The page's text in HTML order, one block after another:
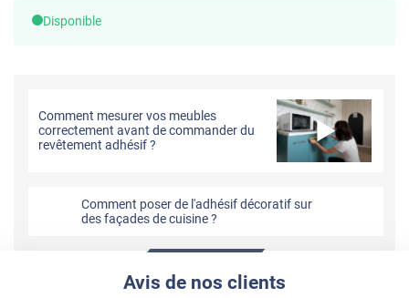
Disponible
Comment mesurer vos meubles
correctement avant de commander du
revêtement adhésif ?
Comment poser de l'adhésif décoratif sur
des façades de cuisine ?
Avis de nos clients